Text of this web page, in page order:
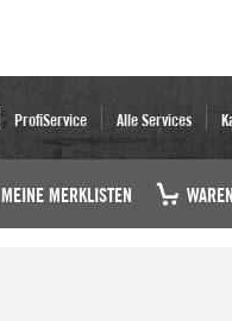
ProfiService Alle Services
MEINE MERKLISTEN